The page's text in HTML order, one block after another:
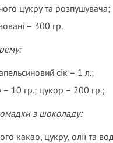
цукру та розпушувача;
– 300 гр.
сік – 1 л.;
– 10 гр.; цукор – 200 гр.;
з шоколаду:
какао, цукру, олії та